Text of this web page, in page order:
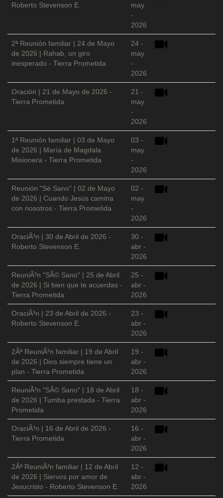
Roberto Stevenson E.
may
-
2026
2ª Reunión familiar | 24 de Mayo
de 2026 | Rahab, un giro
inesperado - Tierra Prometida
24 -
may
-
2026
Oración | 21 de Mayo de 2026 -
Tierra Prometida
21 -
may
-
2026
1ª Reunión familiar | 03 de Mayo
de 2026 | María de Magdala
Misionera - Tierra Prometida
03 -
may
-
2026
Reunión "Sé Sano" | 02 de Mayo
de 2026 | Cuando Jesús camina
con nosotros - Tierra Prometida
02 -
may
-
2026
OraciÃ³n | 30 de Abril de 2026 -
Roberto Stevenson E.
30 -
abr -
2026
ReuniÃ³n "SÃ© Sano" | 25 de Abril
de 2026 | Si bien que te acuerdas -
Tierra Prometida
25 -
abr -
2026
OraciÃ³n | 23 de Abril de 2026 -
Roberto Stevenson E.
23 -
abr -
2026
2Âª ReuniÃ³n familiar | 19 de Abril
de 2026 | Dios siempre tiene un
plan - Tierra Prometida
19 -
abr -
2026
ReuniÃ³n "SÃ© Sano" | 18 de Abril
de 2026 | Tumba prestada - Tierra
Prometida
18 -
abr -
2026
OraciÃ³n | 16 de Abril de 2026 -
Tierra Prometida
16 -
abr -
2026
2Âª ReuniÃ³n familiar | 12 de Abril
de 2026 | Siervos por amor de
Jesucristo - Roberto Stevenson E.
12 -
abr -
2026